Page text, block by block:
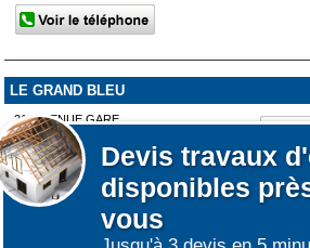
Devis travaux
disponibles
vous
LE GRAND BLEU
217 AVENUE GARE
84210 - PERNES-LES-FONTAINES
Affiner votre
Lors de votre visite sur notre site des fichiers
déposés sur votre terminal. Ces cookies sont
fonctionnement du site et les mesures
Nous ne collectons pas vos données